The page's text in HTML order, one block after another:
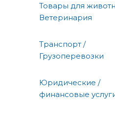
Товары для
Ветеринария
Транспорт /
Грузоперевозки
Юридические /
финансовые